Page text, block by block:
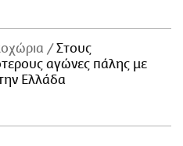
Στους
αγώνες πάλης με
Ελλάδα